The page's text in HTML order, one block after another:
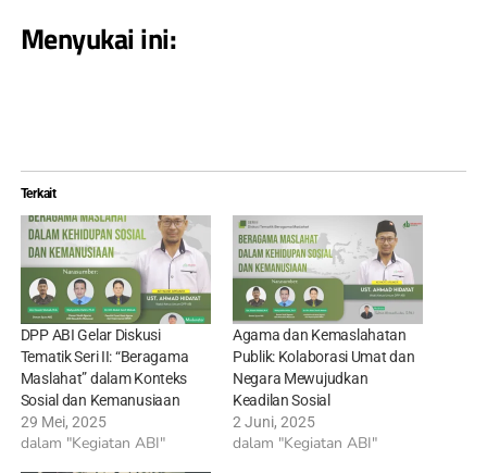
Menyukai ini:
Terkait
DPP ABI Gelar Diskusi
Tematik Seri II: “Beragama
Maslahat” dalam Konteks
Sosial dan Kemanusiaan
29 Mei, 2025
dalam "Kegiatan ABI"
Agama dan Kemaslahatan
Publik: Kolaborasi Umat dan
Negara Mewujudkan
Keadilan Sosial
2 Juni, 2025
dalam "Kegiatan ABI"